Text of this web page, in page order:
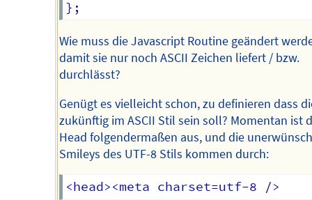
Wie muss die Javascript Routine geändert
damit sie nur noch ASCII Zeichen liefert / bzw.
durchlässt?
Genügt es vielleicht schon, zu definieren dass
zukünftig im ASCII Stil sein soll? Momentan ist
Head folgendermaßen aus, und die
Smileys des UTF-8 Stils kommen durch: